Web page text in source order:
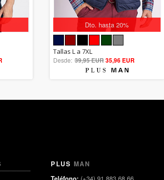
Dto. hasta 20%
5.00
out of 5
Tallas L a 7XL
Desde: 39,95 EUR35,96 EUR
PLUS MAN